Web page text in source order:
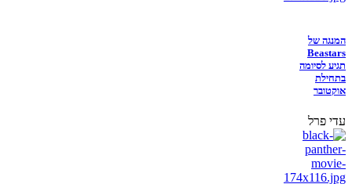
המנגה של
Beastars
תגיע לסיומה
בתחילת
אוקטובר
עדי פרל